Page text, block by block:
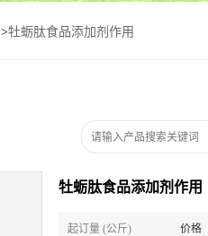
>牡蛎肽食品添加剂作用
牡蛎肽食品添加剂作用
起订量 (公斤) 价格